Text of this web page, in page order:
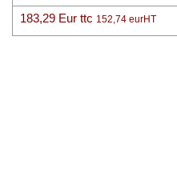
183,29 Eur ttc 152,74 eurHT